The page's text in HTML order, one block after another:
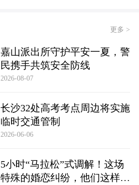
更多 >
嘉山派出所守护平安一夏，警
民携手共筑安全防线
2026-08-07
长沙32处高考考点周边将实施
临时交通管制
2026-06-06
5小时“马拉松”式调解！这场
特殊的婚恋纠纷，他们这样化